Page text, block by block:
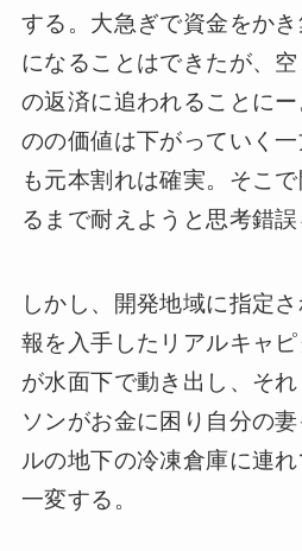
する。大急ぎで資金をか
になることはできたが、
の返済に追われることに
のの価値は下がっていく
も元本割れは確実。そこ
るまで耐えようと思考錯誤
しかし、開発地域に指定
報を入手したリアルキャ
が水面下で動き出し、そ
ソンがお金に困り自分の
ルの地下の冷凍倉庫に連
一変する。